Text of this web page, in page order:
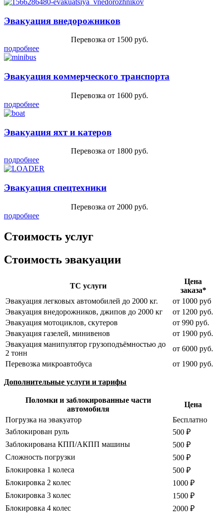
Эвакуация внедорожников
Перевозка от 1500 руб.
подробнее
Эвакуация коммерческого транспорта
Перевозка от 1600 руб.
подробнее
Эвакуация яхт и катеров
Перевозка от 1800 руб.
подробнее
Эвакуация спецтехники
Перевозка от 2000 руб.
подробнее
Стоимость услуг
Стоимость эвакуации
ТС услуги
Цена
заказа*
Эвакуация легковых автомобилей до 2000 кг.
от 1000 руб
Эвакуация внедорожников, джипов до 2000 кг
от 1200 руб.
Эвакуация мотоциклов, скутеров
от 990 руб.
Эвакуация газелей, минивенов
от 1900 руб.
Эвакуация манипулятор грузоподъёмностью до
2 тонн
от 6000 руб.
Перевозка микроавтобуса
от 1900 руб.
Дополнительные услуги и тарифы
Поломки и заблокированные части
автомобиля
Цена
Погрузка на эвакуатор
Бесплатно
Заблокирован руль
500 ₽
Заблокирована КПП/АКПП машины
500 ₽
Сложность погрузки
500 ₽
Блокировка 1 колеса
500 ₽
Блокировка 2 колес
1000 ₽
Блокировка 3 колес
1500 ₽
Блокировка 4 колес
2000 ₽